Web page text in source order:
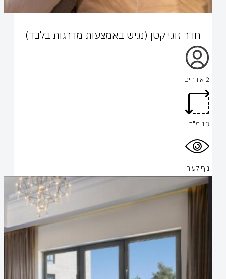
חדר זוגי קטן (נגיש באמצעות מדרגות בלבד)
2 אורחים
13 מ"ר
נוף לעיר